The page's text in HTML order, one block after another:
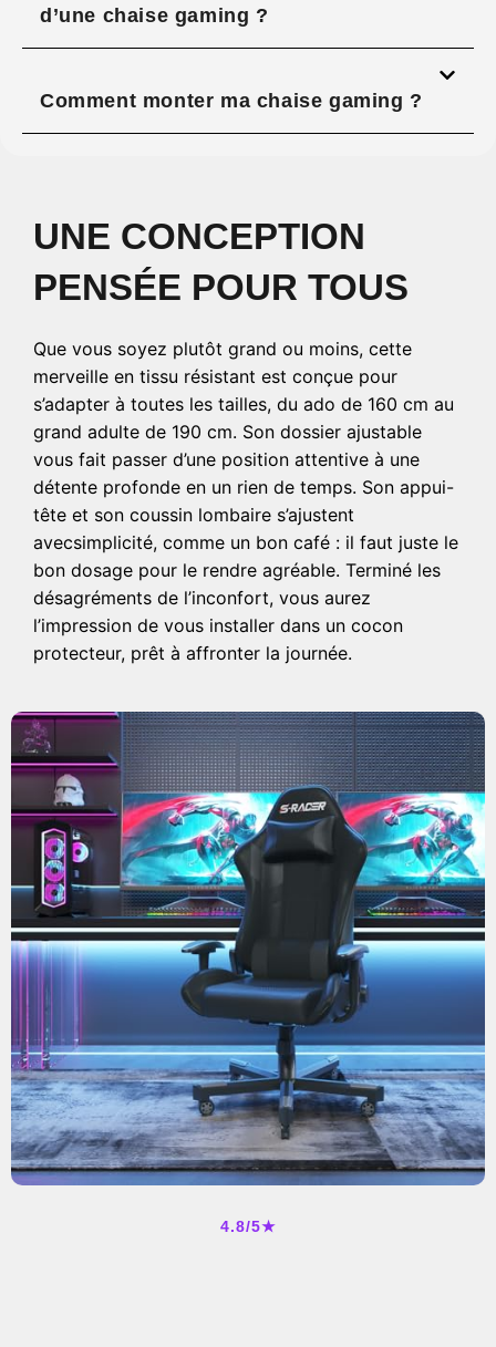
d’une chaise gaming ?
Comment monter ma chaise gaming ?
UNE CONCEPTION
PENSÉE POUR TOUS
Que vous soyez plutôt grand ou moins, cette
merveille en tissu résistant est conçue pour
s’adapter à toutes les tailles, du ado de 160 cm au
grand adulte de 190 cm. Son dossier ajustable
vous fait passer d’une position attentive à une
détente profonde en un rien de temps. Son appui-
tête et son coussin lombaire s’ajustent
avecsimplicité, comme un bon café : il faut juste le
bon dosage pour le rendre agréable. Terminé les
désagréments de l’inconfort, vous aurez
l’impression de vous installer dans un cocon
protecteur, prêt à affronter la journée.
4.8/5★